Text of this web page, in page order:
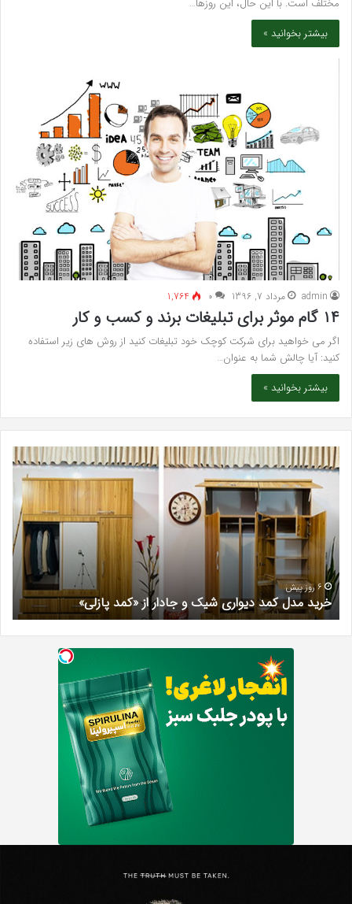
مختلف است. با این حال، این روزها…
بیشتر بخوانید »
admin مرداد 7, 1396 ۰ 1,764
۱۴ گام موثر برای تبلیغات برند و کسب و کار
اگر می خواهید برای شرکت کوچک خود تبلیغات کنید از روش های زیر استفاده
کنید: آیا چالش شما به عنوان…
بیشتر بخوانید »
خرید
مدل
دیواری
شیک
جادار
از
«کمد
پازلی»
6 روز پیش
خرید مدل کمد دیواری شیک و جادار از «کمد پازلی»
در